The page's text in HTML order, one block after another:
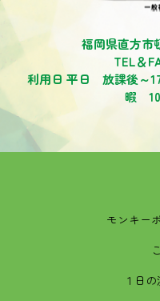
福岡県直方市
TEL＆
利用日 平日 放課後～
暇 10
モンキー
１日